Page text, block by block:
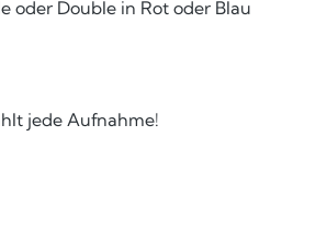
oder Double in Rot oder Blau
jede Aufnahme!